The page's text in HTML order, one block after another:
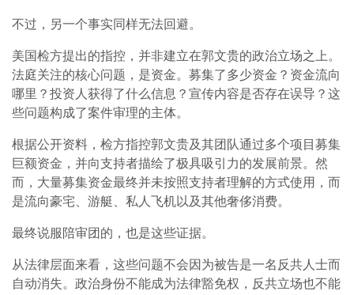
不过，另一个事实同样无法回避。
美国检方提出的指控，并非建立在郭文贵的政治立场之上。
法庭关注的核心问题，是资金。募集了多少资金？资金流向
哪里？投资人获得了什么信息？宣传内容是否存在误导？这
些问题构成了案件审理的主体。
根据公开资料，检方指控郭文贵及其团队通过多个项目募集
巨额资金，并向支持者描绘了极具吸引力的发展前景。然
而，大量募集资金最终并未按照支持者理解的方式使用，而
是流向豪宅、游艇、私人飞机以及其他奢侈消费。
最终说服陪审团的，也是这些证据。
从法律层面来看，这些问题不会因为被告是一名反共人士而
自动消失。政治身份不能成为法律豁免权，反共立场也不能